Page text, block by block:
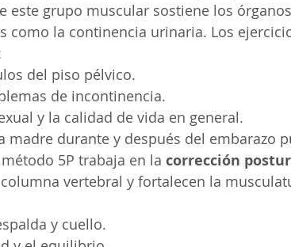
este grupo muscular sostiene los
como la continencia urinaria. Los
del piso pélvico.
de incontinencia.
y la calidad de vida en general.
madre durante y después del embarazo
5P trabaja en la corrección
vertebral y fortalecen la
y cuello.